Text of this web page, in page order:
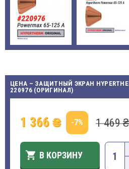
ЦЕНА – ЗАЩИТНЫЙ ЭКРАН
220976 (ОРИГИНАЛ)
1 366 ₴ -7% 1 469 ₴
 В КОРЗИНУ